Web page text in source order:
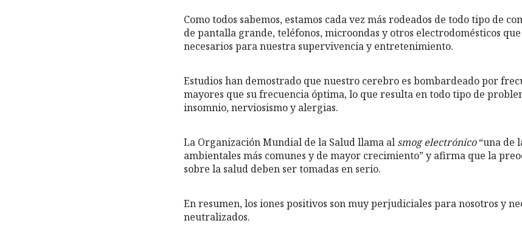
Como todos sabemos, estamos cada vez más rodeados de todo tipo de
de pantalla grande, teléfonos, microondas y otros electrodomésticos
necesarios para nuestra supervivencia y entretenimiento.
Estudios han demostrado que nuestro cerebro es bombardeado por
mayores que su frecuencia óptima, lo que resulta en todo tipo de
insomnio, nerviosismo y alergias.
La Organización Mundial de la Salud llama al smog electrónico“una de
ambientales más comunes y de mayor crecimiento” y afirma que la
sobre la salud deben ser tomadas en serio.
En resumen, los iones positivos son muy perjudiciales para nosotros y
neutralizados.